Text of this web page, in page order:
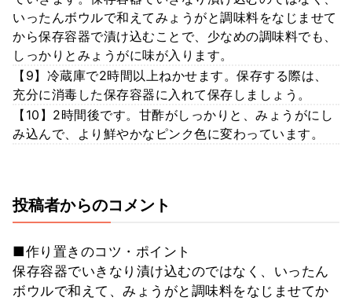
いったんボウルで和えてみょうがと調味料をなじませて
から保存容器で漬け込むことで、少なめの調味料でも、
しっかりとみょうがに味が入ります。
【9】冷蔵庫で2時間以上ねかせます。保存する際は、
充分に消毒した保存容器に入れて保存しましょう。
【10】2時間後です。甘酢がしっかりと、みょうがにし
み込んで、より鮮やかなピンク色に変わっています。
投稿者からのコメント
■作り置きのコツ・ポイント
保存容器でいきなり漬け込むのではなく、いったん
ボウルで和えて、みょうがと調味料をなじませてか